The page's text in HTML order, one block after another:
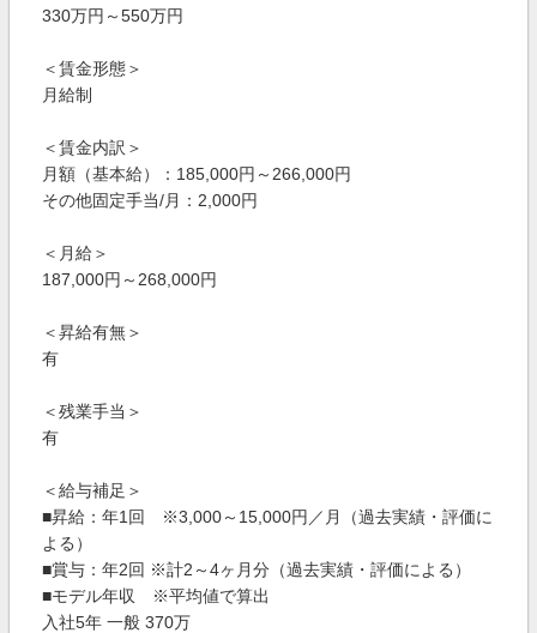
330万円～550万円
＜賃金形態＞
月給制
＜賃金内訳＞
月額（基本給）：185,000円～266,000円
その他固定手当/月：2,000円
＜月給＞
187,000円～268,000円
＜昇給有無＞
有
＜残業手当＞
有
＜給与補足＞
■昇給：年1回 ※3,000～15,000円／月（過去実績・評価に
よる）
■賞与：年2回 ※計2～4ヶ月分（過去実績・評価による）
■モデル年収 ※平均値で算出
入社5年 一般 370万